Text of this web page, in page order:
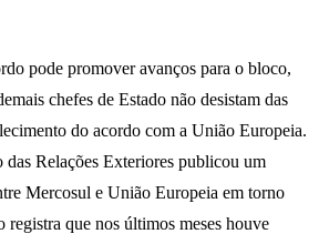
pode promover avanços para o bloco,
chefes de Estado não desistam das
do acordo com a União Europeia.
Relações Exteriores publicou um
Mercosul e União Europeia em torno
registra que nos últimos meses houve